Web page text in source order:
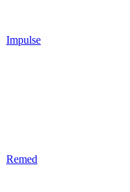
Impulse
Remed